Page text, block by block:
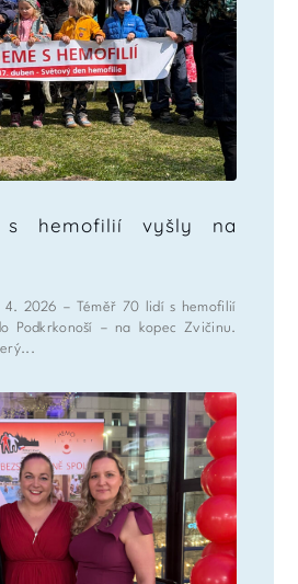
s hemofilií vyšly na
4. 2026 – Téměř 70 lidí s hemofilií
Podkrkonoší – na kopec Zvičinu.